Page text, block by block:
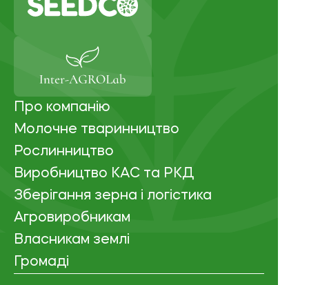
Про компанію
Молочне тваринництво
Рослинництво
Виробництво КАС та РКД
Зберігання зерна і логістика
Агровиробникам
Власникам землі
Громаді